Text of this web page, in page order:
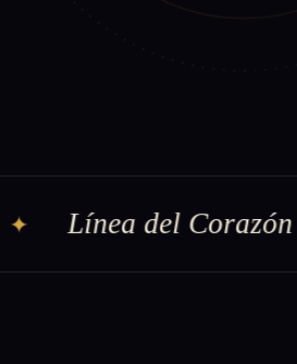
Línea del Corazón